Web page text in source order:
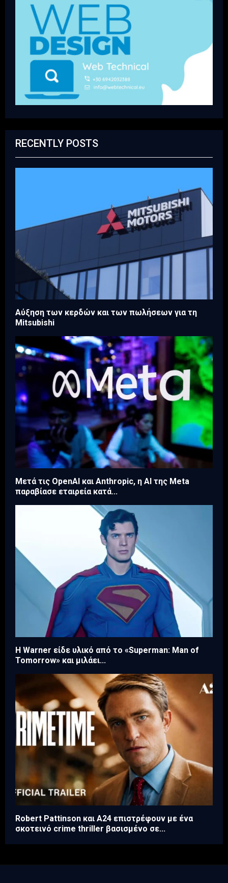
RECENTLY POSTS
Aύξηση των κερδών και των πωλήσεων για τη
Mitsubishi
Μετά τις OpenAI και Anthropic, η AI της Meta
παραβίασε εταιρεία κατά...
Η Warner είδε υλικό από το «Superman: Man of
Tomorrow» και μιλάει...
Robert Pattinson και A24 επιστρέφουν με ένα
σκοτεινό crime thriller βασισμένο σε...